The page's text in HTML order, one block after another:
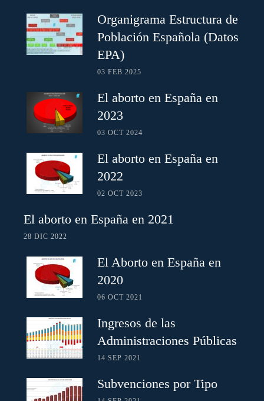
Organigrama Estructura de
Población Española (Datos
EPA)
03 FEB 2025
El aborto en España en
2023
03 OCT 2024
El aborto en España en
2022
02 OCT 2023
El aborto en España en 2021
28 DIC 2022
El Aborto en España en
2020
06 OCT 2021
Ingresos de las
Administraciones Públicas
14 SEP 2021
Subvenciones por Tipo